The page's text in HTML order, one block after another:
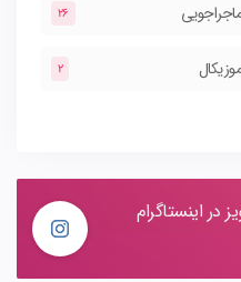
26
2
در اینستاگرام